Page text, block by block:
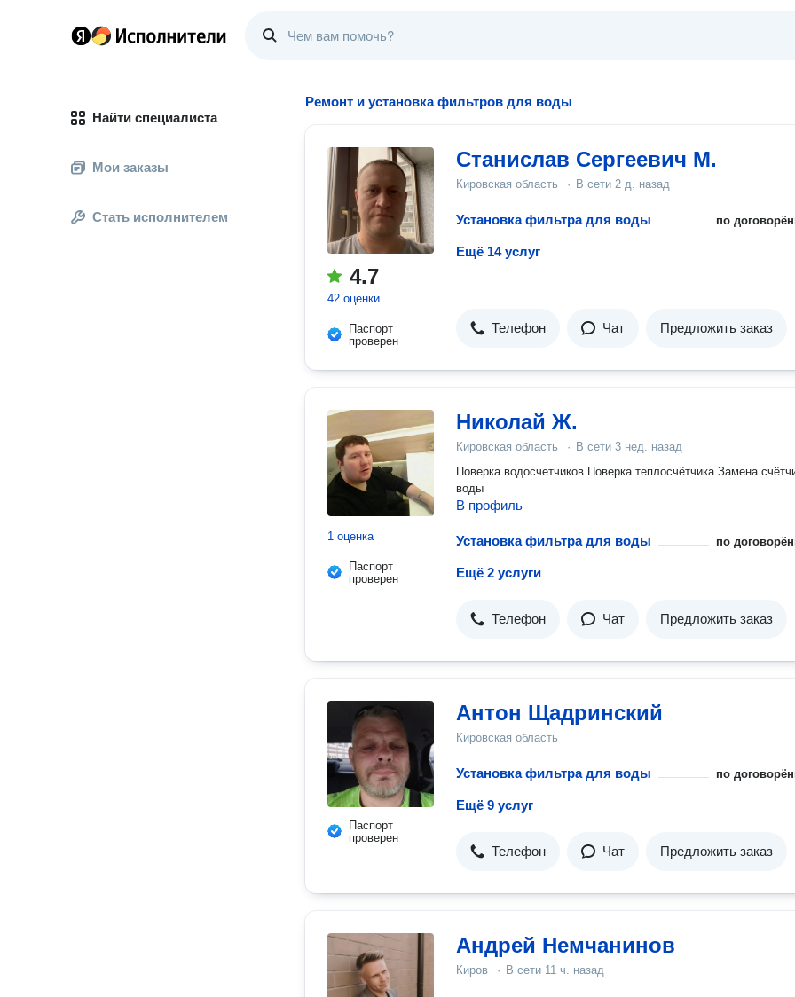
Найти специалиста
Мои заказы
Стать исполнителем
Ремонт и установка фильтров для воды
4.7
42 оценки
Паспорт
проверен
Станислав Сергеевич М.
Кировская область · В сети 2 д. назад
Установка фильтра для воды по
Ещё 14 услуг
Телефон Чат Предложить заказ
1 оценка
Паспорт
проверен
Николай Ж.
Кировская область · В сети 3 нед. назад
Поверка водосчетчиков Поверка теплосчётчика Замена
воды
В профиль
Установка фильтра для воды по
Ещё 2 услуги
Телефон Чат Предложить заказ
Паспорт
проверен
Антон Щадринский
Кировская область
Установка фильтра для воды по
Ещё 9 услуг
Телефон Чат Предложить заказ
Андрей Немчанинов
Киров · В сети 11 ч. назад